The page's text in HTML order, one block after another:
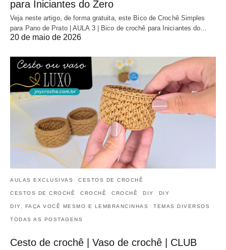
para Iniciantes do Zero
Veja neste artigo, de forma gratuita, este Bico de Crochê Simples
para Pano de Prato | AULA 3 | Bico de crochê para Iniciantes do…
20 de maio de 2026
AULAS EXCLUSIVAS CESTOS DE CROCHÊ
CESTOS DE CROCHÊ CROCHÊ CROCHÊ DIY DIY
DIY, FAÇA VOCÊ MESMO E LEMBRANCINHAS TEMAS DIVERSOS
TODAS AS POSTAGENS
Cesto de crochê | Vaso de crochê | CLUB